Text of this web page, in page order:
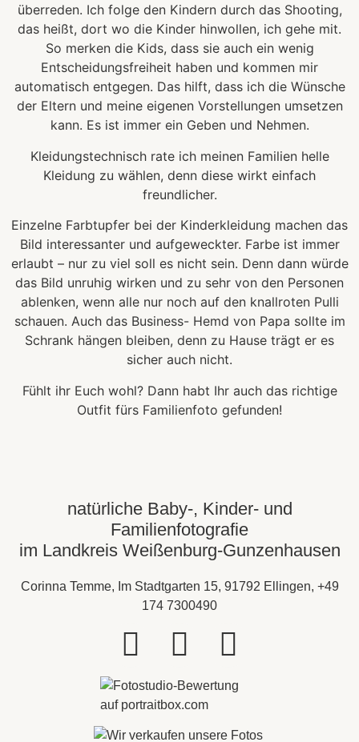
überreden. Ich folge den Kindern durch das Shooting,
das heißt, dort wo die Kinder hinwollen, ich gehe mit.
So merken die Kids, dass sie auch ein wenig
Entscheidungsfreiheit haben und kommen mir
automatisch entgegen. Das hilft, dass ich die Wünsche
der Eltern und meine eigenen Vorstellungen umsetzen
kann. Es ist immer ein Geben und Nehmen.
Kleidungstechnisch rate ich meinen Familien helle
Kleidung zu wählen, denn diese wirkt einfach
freundlicher.
Einzelne Farbtupfer bei der Kinderkleidung machen das
Bild interessanter und aufgeweckter. Farbe ist immer
erlaubt – nur zu viel soll es nicht sein. Denn dann würde
das Bild unruhig wirken und zu sehr von den Personen
ablenken, wenn alle nur noch auf den knallroten Pulli
schauen. Auch das Business- Hemd von Papa sollte im
Schrank hängen bleiben, denn zu Hause trägt er es
sicher auch nicht.
Fühlt ihr Euch wohl? Dann habt Ihr auch das richtige
Outfit fürs Familienfoto gefunden!
natürliche Baby-, Kinder- und
Familienfotografie
im Landkreis Weißenburg-Gunzenhausen
Corinna Temme, Im Stadtgarten 15, 91792 Ellingen, +49
174 7300490